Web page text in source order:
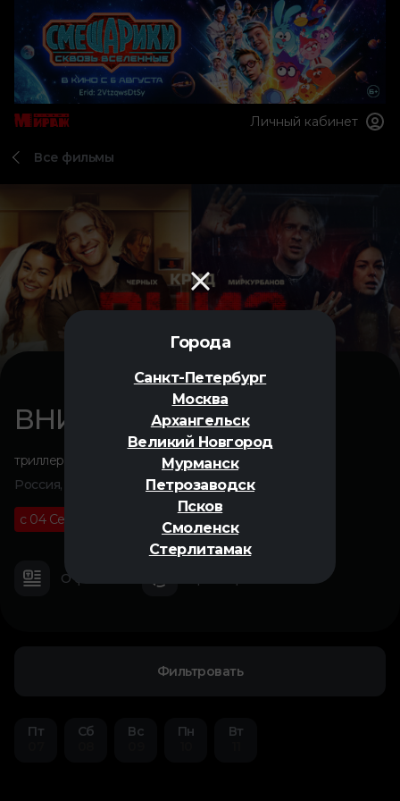
Города
Санкт-Петербург
Москва
Архангельск
Великий Новгород
Мурманск
Петрозаводск
Псков
Смоленск
Стерлитамак
Личный кабинет
Все фильмы
ВНИЗ
триллер
Россия, 2025
с 04 Сентября 01 ч 30 м
О фильме
Фильтровать
Пт
Сб
Вс
Пн
Вт